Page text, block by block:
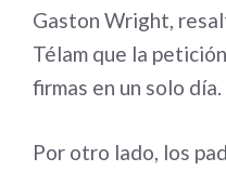
Gaston Wright,
Télam que la
firmas en un solo día.
Por otro lado, los